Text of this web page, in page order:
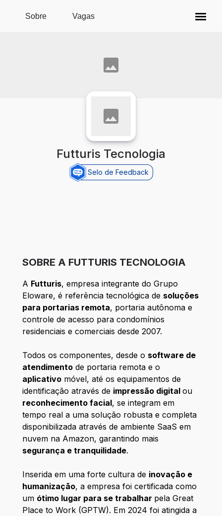
Pular para o conteúdo principal
Sobre Vagas
Futturis Tecnologia
Selo de Feedback
SOBRE A FUTTURIS TECNOLOGIA
A Futturis, empresa integrante do Grupo
Eloware, é referência tecnológica de soluções
para portarias remota, portaria autônoma e
controle de acesso para condomínios
residenciais e comerciais desde 2007.
Todos os componentes, desde o software de
atendimentode portaria remota e o
aplicativomóvel, até os equipamentos de
identificação através de impressão digital ou
reconhecimento facial, se integram em
tempo real a uma solução robusta e completa
disponibilizada através de ambiente SaaS em
nuvem na Amazon, garantindo mais
segurança e tranquilidade.
Inserida em uma forte cultura de inovação e
humanização, a empresa foi certificada como
um ótimo lugar para se trabalhar pela Great
Place to Work (GPTW). Em 2024 foi atingida a